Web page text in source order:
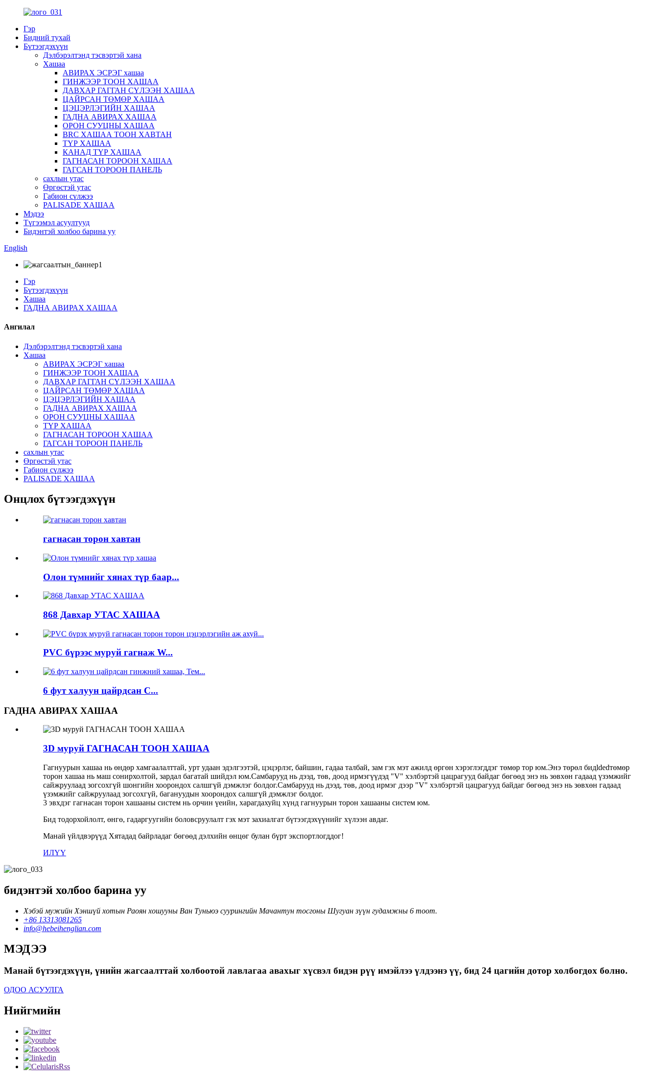
Гэр
Бидний тухай
Бүтээгдэхүүн
Дэлбэрэлтэнд тэсвэртэй хана
Хашаа
АВИРАХ ЭСРЭГ хашаа
ГИНЖЭЭР ТООН ХАШАА
ДАВХАР ГАГГАН СҮЛЭЭН ХАШАА
ЦАЙРСАН ТӨМӨР ХАШАА
ЦЭЦЭРЛЭГИЙН ХАШАА
ГАДНА АВИРАХ ХАШАА
ОРОН СУУЦНЫ ХАШАА
BRC ХАШАА ТООН ХАВТАН
ТҮР ХАШАА
КАНАД ТҮР ХАШАА
ГАГНАСАН ТОРООН ХАШАА
ГАГСАН ТОРООН ПАНЕЛЬ
сахлын утас
Өргөстэй утас
Габион сүлжээ
PALISADE ХАШАА
Мэдээ
Түгээмэл асуултууд
Бидэнтэй холбоо барина уу
English
Гэр
Бүтээгдэхүүн
Хашаа
ГАДНА АВИРАХ ХАШАА
Ангилал
Дэлбэрэлтэнд тэсвэртэй хана
Хашаа
АВИРАХ ЭСРЭГ хашаа
ГИНЖЭЭР ТООН ХАШАА
ДАВХАР ГАГГАН СҮЛЭЭН ХАШАА
ЦАЙРСАН ТӨМӨР ХАШАА
ЦЭЦЭРЛЭГИЙН ХАШАА
ГАДНА АВИРАХ ХАШАА
ОРОН СУУЦНЫ ХАШАА
ТҮР ХАШАА
ГАГНАСАН ТОРООН ХАШАА
ГАГСАН ТОРООН ПАНЕЛЬ
сахлын утас
Өргөстэй утас
Габион сүлжээ
PALISADE ХАШАА
Онцлох бүтээгдэхүүн
гагнасан торон хавтан
Олон түмнийг хянах түр баар...
868 Давхар УТАС ХАШАА
PVC бүрээс муруй гагнаж W...
6 фут халуун цайрдсан C...
ГАДНА АВИРАХ ХАШАА
3D муруй ГАГНАСАН ТООН ХАШАА
Гагнуурын хашаа нь өндөр хамгаалалттай, урт удаан эдэлгээтэй, цэцэрлэг, байшин, гадаа талбай, зам гэх мэт ажилд өргөн хэрэглэгддэг төмөр тор юм.Энэ төрөл бидldedтөмөр
торон хашаа нь маш сонирхолтой, зардал багатай шийдэл юм.Самбарууд нь дээд, төв, доод ирмэгүүдэд "V" хэлбэртэй цацрагууд байдаг бөгөөд энэ нь зөвхөн гадаад үзэмжийг
сайжруулаад зогсохгүй шонгийн хоорондох салшгүй дэмжлэг болдог.Самбарууд нь дээд, төв, доод ирмэг дээр "V" хэлбэртэй цацрагууд байдаг бөгөөд энэ нь зөвхөн гадаад
үзэмжийг сайжруулаад зогсохгүй, багануудын хоорондох салшгүй дэмжлэг болдог.
3 эвхдэг гагнасан торон хашааны систем нь орчин үеийн, харагдахуйц хүнд гагнуурын торон хашааны систем юм.
Бид тодорхойлолт, өнгө, гадаргуугийн боловсруулалт гэх мэт захиалгат бүтээгдэхүүнийг хүлээн авдаг.
Манай үйлдвэрүүд Хятадад байрладаг бөгөөд дэлхийн өнцөг булан бүрт экспортлогддог!
ИЛҮҮ
бидэнтэй холбоо барина уу
Хэбэй мужийн Хэншүй хотын Раоян хошууны Ван Туньюэ суурингийн Мачантун тосгоны Шугуан зүүн гудамжны 6 тоот.
+86 13313081265
info@hebeihenglian.com
МЭДЭЭ
Манай бүтээгдэхүүн, үнийн жагсаалттай холбоотой лавлагаа авахыг хүсвэл бидэн рүү имэйлээ үлдээнэ үү, бид 24 цагийн дотор холбогдох болно.
ОДОО АСУУЛГА
Нийгмийн